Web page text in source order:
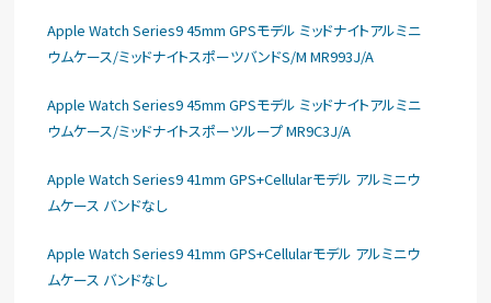
Apple Watch Series9 45mm GPSモデル ミッドナイトアルミニ
ウムケース/ミッドナイトスポーツバンドS/M MR993J/A
Apple Watch Series9 45mm GPSモデル ミッドナイトアルミニ
ウムケース/ミッドナイトスポーツループ MR9C3J/A
Apple Watch Series9 41mm GPS+Cellularモデル アルミニウ
ムケース バンドなし
Apple Watch Series9 41mm GPS+Cellularモデル アルミニウ
ムケース バンドなし